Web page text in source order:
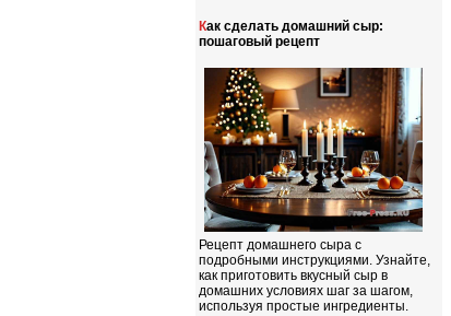
Как сделать домашний сыр:
пошаговый рецепт
Рецепт домашнего сыра с
подробными инструкциями. Узнайте,
как приготовить вкусный сыр в
домашних условиях шаг за шагом,
используя простые ингредиенты.